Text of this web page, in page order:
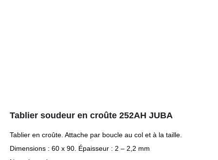
Tablier soudeur en croûte 252AH JUBA
Tablier en croûte. Attache par boucle au col et à la taille.
Dimensions : 60 x 90. Épaisseur : 2 – 2,2 mm